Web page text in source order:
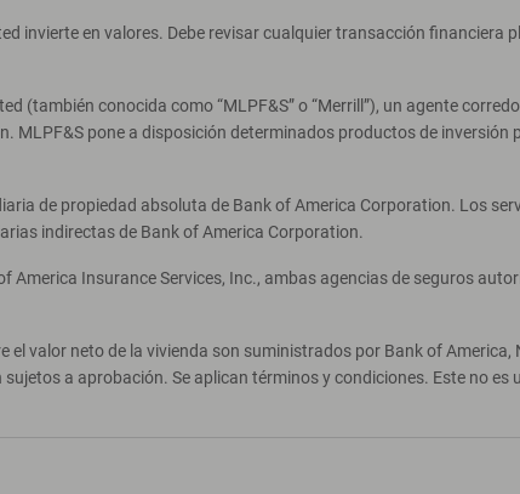
invierte en valores. Debe revisar cualquier transacción financiera
conocida como “MLPF&S” o “Merrill”), un agente
MLPF&S pone a disposición determinados productos de
de propiedad absoluta de Bank of America Corporation. Los
indirectas de Bank of America Corporation.
Insurance Services, Inc., ambas agencias de seguros
valor neto de la vivienda son suministrados por Bank of America,
a aprobación. Se aplican términos y condiciones. Este no